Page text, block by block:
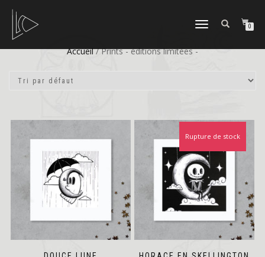
DÉPLIER
NAVIGATION
0
Accueil/ Prints - éditions limitées -
Rupture de stock